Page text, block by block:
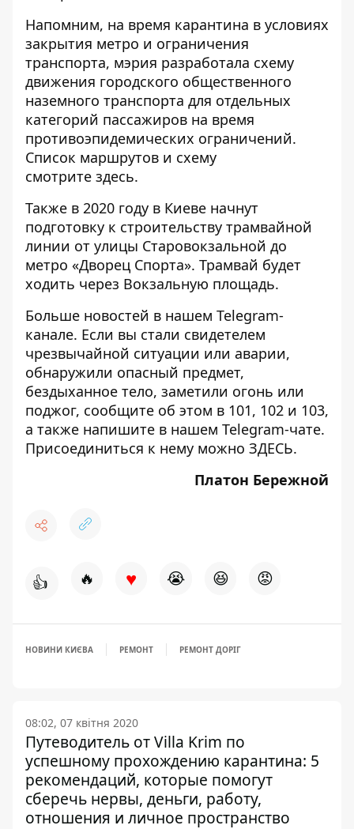
Напомним, на время карантина в условиях
закрытия метро и ограничения
транспорта, мэрия разработала схему
движения городского общественного
наземного транспорта для отдельных
категорий пассажиров на время
противоэпидемических ограничений.
Список маршрутов и схему
смотрите здесь.
Также в 2020 году в Киеве начнут
подготовку к строительству трамвайной
линии от улицы Старовокзальной до
метро «Дворец Спорта». Трамвай будет
ходить через Вокзальную площадь.
Больше новостей в нашем Telegram-
канале. Если вы стали свидетелем
чрезвычайной ситуации или аварии,
обнаружили опасный предмет,
бездыханное тело, заметили огонь или
поджог, сообщите об этом в 101, 102 и 103,
а также напишите в нашем Telegram-чате.
Присоединиться к нему можно ЗДЕСЬ.
Платон Бережной
👍 🔥 ♥ 😭 😆 😡
НОВИНИ КИЄВА РЕМОНТ РЕМОНТ ДОРІГ
08:02, 07 квітня 2020
Путеводитель от Villa Krim по
успешному прохождению карантина: 5
рекомендаций, которые помогут
сберечь нервы, деньги, работу,
отношения и личное пространство